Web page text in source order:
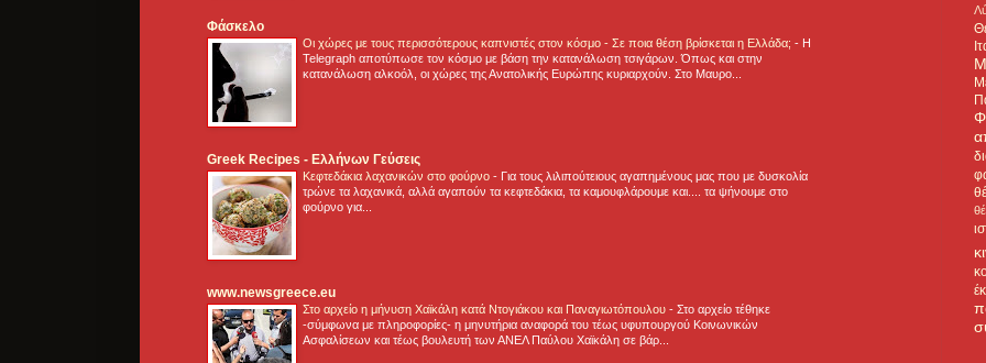
Φάσκελο
Οι χώρες με τους περισσότερους καπνιστές στον κόσμο - Σε ποια θέση βρίσκεται η Ελλάδα; - Η
Telegraph αποτύπωσε τον κόσμο με βάση την κατανάλωση τσιγάρων. Όπως και στην
κατανάλωση αλκοόλ, οι χώρες της Ανατολικής Ευρώπης κυριαρχούν. Στο Μαυρο...
Greek Recipes - Ελλήνων Γεύσεις
Κεφτεδάκια λαχανικών στο φούρνο - Για τους λιλιπούτειους αγαπημένους μας που με δυσκολία
τρώνε τα λαχανικά, αλλά αγαπούν τα κεφτεδάκια, τα καμουφλάρουμε και.... τα ψήνουμε στο
φούρνο για...
www.newsgreece.eu
Στο αρχείο η μήνυση Χαϊκάλη κατά Ντογιάκου και Παναγιωτόπουλου - Στο αρχείο τέθηκε
-σύμφωνα με πληροφορίες- η μηνυτήρια αναφορά του τέως υφυπουργού Κοινωνικών
Ασφαλίσεων και τέως βουλευτή των ΑΝΕΛ Παύλου Χαϊκάλη σε βάρ...